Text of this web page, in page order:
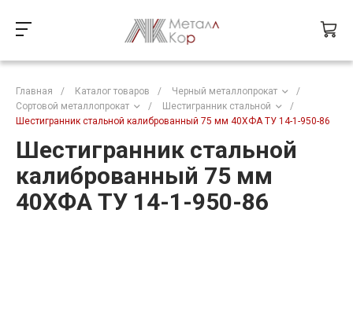
Главная / Каталог товаров / Черный металлопрокат
/
Сортовой металлопрокат
/ Шестигранник стальной
/
Шестигранник стальной калиброванный 75 мм 40ХФА ТУ 14-1-950-86
Шестигранник стальной
калиброванный 75 мм
40ХФА ТУ 14-1-950-86